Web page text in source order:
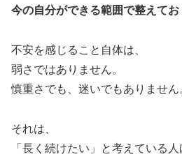
今の自分ができる範囲で整えてお
不安を感じること自体は、
弱さではありません。
慎重さでも、迷いでもありません
それは、
「長く続けたい」と考えている人